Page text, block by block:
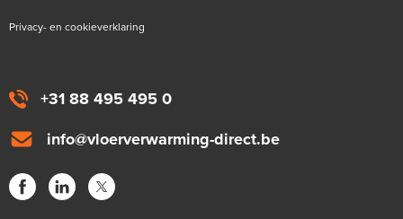
+31 88 495 495 0
info@vloerverwarming-direct.be
Privacy- en cookieverklaring